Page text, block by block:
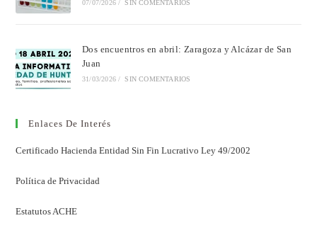
07/07/2026 / SIN COMENTARIOS
Dos encuentros en abril: Zaragoza y Alcázar de San
Juan
31/03/2026 / SIN COMENTARIOS
Enlaces De Interés
Certificado Hacienda Entidad Sin Fin Lucrativo Ley 49/2002
Política de Privacidad
Estatutos ACHE